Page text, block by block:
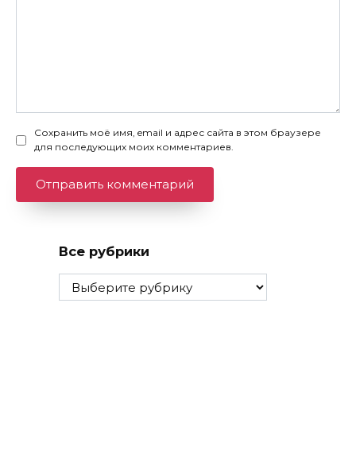
Сохранить моё имя, email и адрес сайта в этом браузере
для последующих моих комментариев.
Все рубрики
Все
рубрики